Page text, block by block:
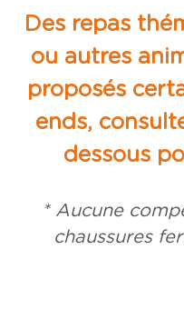
Des repas
ou autres
proposés
ends,
dessous
* Aucune
chaussures